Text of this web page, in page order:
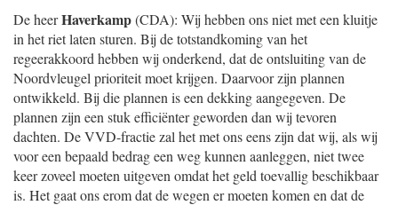
De heerHaverkamp(CDA): Wij hebben ons niet met een kluitje
in het riet laten sturen. Bij de totstandkoming van het
regeerakkoord hebben wij onderkend, dat de ontsluiting van de
Noordvleugel prioriteit moet krijgen. Daarvoor zijn plannen
ontwikkeld. Bij die plannen is een dekking aangegeven. De
plannen zijn een stuk efficiënter geworden dan wij tevoren
dachten. De VVD-fractie zal het met ons eens zijn dat wij, als wij
voor een bepaald bedrag een weg kunnen aanleggen, niet twee
keer zoveel moeten uitgeven omdat het geld toevallig beschikbaar
is. Het gaat ons erom dat de wegen er moeten komen en dat de